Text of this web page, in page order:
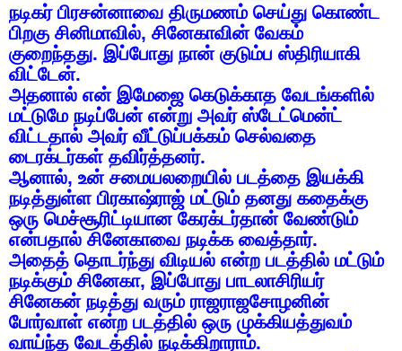
நடிகர் பிரசன்னாவை திருமணம் செய்து கொண்ட
பிறகு சினிமாவில், சினேகாவின் வேகம்
குறைந்தது. இப்போது நான் குடும்ப ஸ்திரியாகி
விட்டேன்.
அதனால் என் இமேஜை கெடுக்காத வேடங்களில்
மட்டுமே நடிப்பேன் என்று அவர் ஸ்டேட்மென்ட்
விட்டதால் அவர் வீட்டுப்பக்கம் செல்வதை
டைரக்டர்கள் தவிர்த்தனர்.
ஆனால், உன் சமையலறையில் படத்தை இயக்கி
நடித்துள்ள பிரகாஷ்ராஜ் மட்டும் தனது கதைக்கு
ஒரு மெச்சூரிட்டியான கேரக்டர்தான் வேண்டும்
என்பதால் சினேகாவை நடிக்க வைத்தார்.
அதைத் தொடர்ந்து விடியல் என்ற படத்தில் மட்டும்
நடிக்கும் சினேகா, இப்போது பாடலாசிரியர்
சினேகன் நடித்து வரும் ராஜராஜசோழனின்
போர்வாள் என்ற படத்தில் ஒரு முக்கியத்துவம்
வாய்ந்த வேடத்தில் நடிக்கிறாராம்.